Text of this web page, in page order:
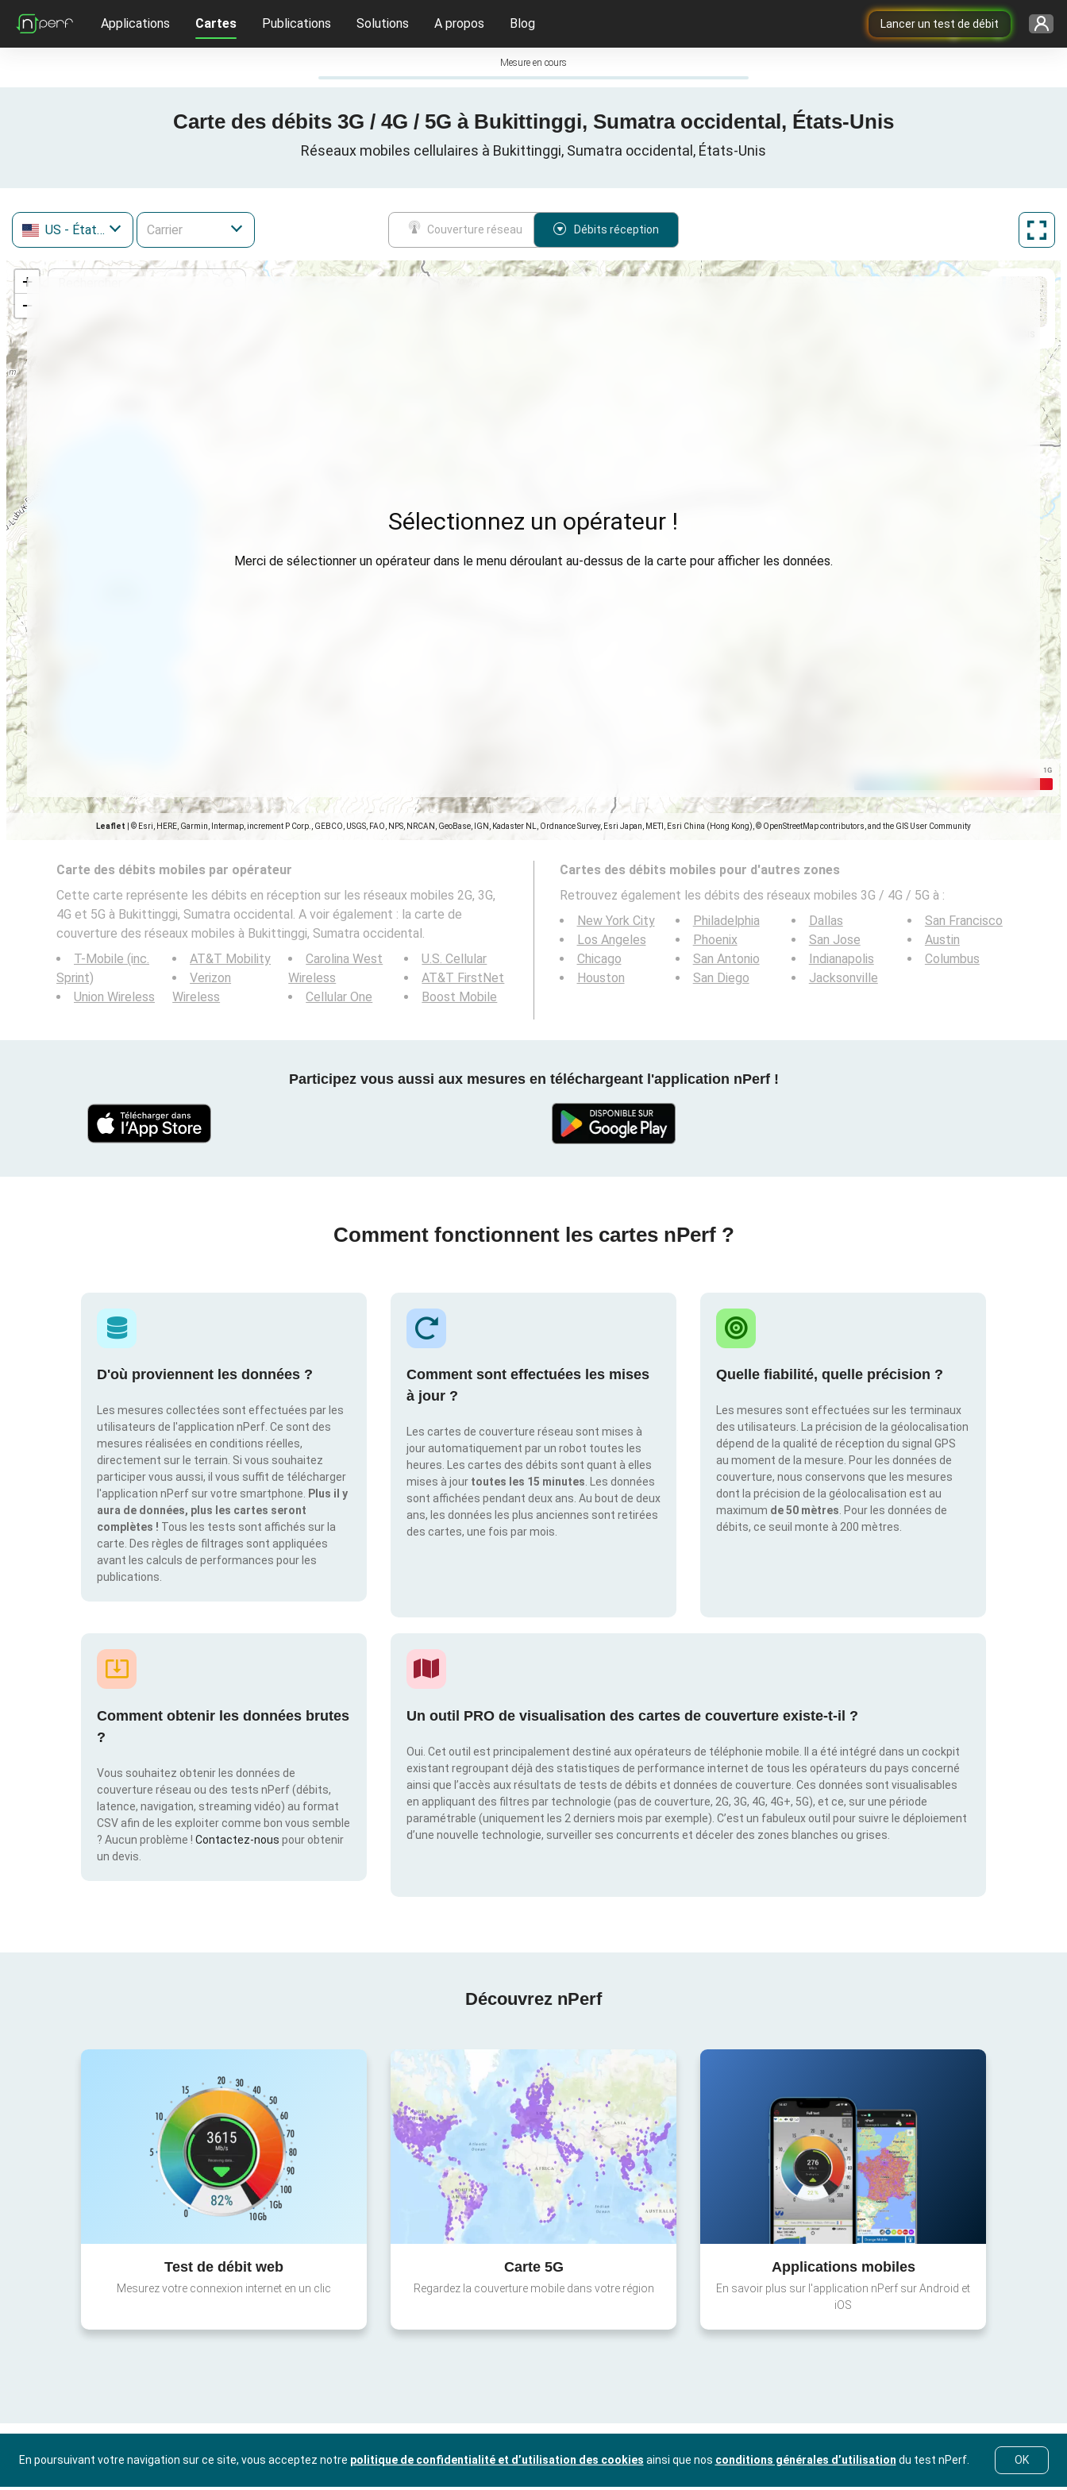
Lancer un test de débit
Applications Cartes Publications Solutions A propos Blog
Mesure en cours
Carte des débits 3G / 4G / 5G à Bukittinggi, Sumatra occidental, États-Unis
Réseaux mobiles cellulaires à Bukittinggi, Sumatra occidental, États-Unis
US - États-Unis Couverture réseau Débits réception
+
−
Leaflet © Esri, HERE, Garmin, Intermap, increment P Corp., GEBCO, USGS, FAO, NPS, NRCAN, GeoBase, IGN, Kadaster NL, Ordnance Survey, Esri Japan, METI, Esri China (Hong Kong), © OpenStreetMap contributors, and the GIS User Community
Sélectionnez un opérateur !
Merci de sélectionner un opérateur dans le menu déroulant au-dessus de la carte pour afficher les données.
Carte des débits mobiles par opérateur
Cette carte représente les débits en réception sur les réseaux mobiles 2G, 3G,
4G et 5G à Bukittinggi, Sumatra occidental. A voir également : la carte de
couverture des réseaux mobiles à Bukittinggi, Sumatra occidental.
T-Mobile (inc.
Sprint)
Union Wireless
AT&T Mobility
Verizon
Wireless
Carolina West
Wireless
Cellular One
U.S. Cellular
AT&T FirstNet
Boost Mobile
Cartes des débits mobiles pour d'autres zones
Retrouvez également les débits des réseaux mobiles 3G / 4G / 5G à :
New York City
Los Angeles
Chicago
Houston
Philadelphia
Phoenix
San Antonio
San Diego
Dallas
San Jose
Indianapolis
Jacksonville
San Francisco
Austin
Columbus
Participez vous aussi aux mesures en téléchargeant l'application nPerf !
Comment fonctionnent les cartes nPerf ?
D'où proviennent les données ?
Les mesures collectées sont effectuées par les
utilisateurs de l'application nPerf. Ce sont des
mesures réalisées en conditions réelles,
directement sur le terrain. Si vous souhaitez
participer vous aussi, il vous suffit de télécharger
l'application nPerf sur votre smartphone.
Plus il y
aura de données, plus les cartes seront
complètes ! Tous les tests sont affichés sur la
carte. Des règles de filtrages sont appliquées
avant les calculs de performances pour les
publications.
Comment sont effectuées les mises
à jour ?
Les cartes de couverture réseau sont mises à
jour automatiquement par un robot toutes les
heures. Les cartes des débits sont quant à elles
mises à jour toutes les 15 minutes . Les données
sont affichées pendant deux ans. Au bout de deux
ans, les données les plus anciennes sont retirées
des cartes, une fois par mois.
Quelle fiabilité, quelle précision ?
Les mesures sont effectuées sur les terminaux
des utilisateurs. La précision de la géolocalisation
dépend de la qualité de réception du signal GPS
au moment de la mesure. Pour les données de
couverture, nous conservons que les mesures
dont la précision de la géolocalisation est au
maximum de 50 mètres . Pour les données de
débits, ce seuil monte à 200 mètres.
Comment obtenir les données brutes
?
Vous souhaitez obtenir les données de
couverture réseau ou des tests nPerf (débits,
latence, navigation, streaming vidéo) au format
CSV afin de les exploiter comme bon vous semble
? Aucun problème ! Contactez-nous pour obtenir
un devis.
Un outil PRO de visualisation des cartes de couverture existe-t-il ?
Oui. Cet outil est principalement destiné aux opérateurs de téléphonie mobile. Il a été intégré dans un cockpit
existant regroupant déjà des statistiques de performance internet de tous les opérateurs du pays concerné
ainsi que l’accès aux résultats de tests de débits et données de couverture. Ces données sont visualisables
en appliquant des filtres par technologie (pas de couverture, 2G, 3G, 4G, 4G+, 5G), et ce, sur une période
paramétrable (uniquement les 2 derniers mois par exemple). C’est un fabuleux outil pour suivre le déploiement
d’une nouvelle technologie, surveiller ses concurrents et déceler des zones blanches ou grises.
Découvrez nPerf
Test de débit web
Mesurez votre connexion internet en un clic
Carte 5G
Regardez la couverture mobile dans votre région
Applications mobiles
En savoir plus sur l'application nPerf sur Android et
iOS
En poursuivant votre navigation sur ce site, vous acceptez notre politique de confidentialité et d’utilisation des cookies ainsi que nos conditions générales d’utilisation du test nPerf. OK